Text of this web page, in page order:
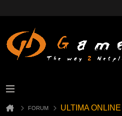
FORUM ULTIMA ONLINE